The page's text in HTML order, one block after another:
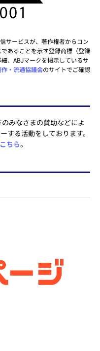
サービスが、著作権者からコン
あることを示す登録商標（登録
、ABJマークを掲示しているサ
・流通協議会のサイトでご確認
みなさまの賛助などによ
する活動をしております。
ちら。